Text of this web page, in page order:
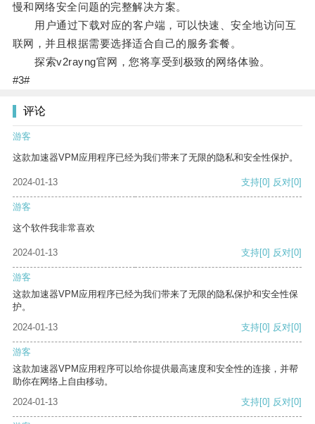
慢和网络安全问题的完整解决方案。
用户通过下载对应的客户端，可以快速、安全地访问互
联网，并且根据需要选择适合自己的服务套餐。
探索v2rayng官网，您将享受到极致的网络体验。
#3#
评论
游客
这款加速器VPM应用程序已经为我们带来了无限的隐私和安全性保护。
2024-01-13 支持[0] 反对[0]
游客
这个软件我非常喜欢
2024-01-13 支持[0] 反对[0]
游客
这款加速器VPM应用程序已经为我们带来了无限的隐私保护和安全性保
护。
2024-01-13
支持[0] 反对[0]
游客
这款加速器VPM应用程序可以给你提供最高速度和安全性的连接，并帮
助你在网络上自由移动。
2024-01-13
支持[0] 反对[0]